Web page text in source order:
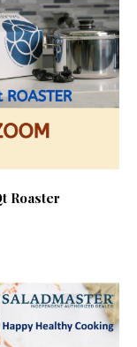
Roaster